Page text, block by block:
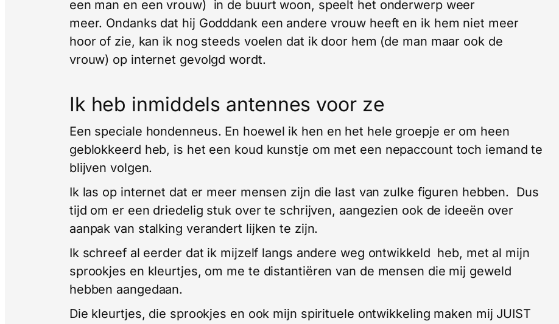
een man en een vrouw) in de buurt woon, speelt het onderwerp weer
meer. Ondanks dat hij Godddank een andere vrouw heeft en ik hem niet meer
hoor of zie, kan ik nog steeds voelen dat ik door hem (de man maar ook de
vrouw) op internet gevolgd wordt.
Ik heb inmiddels antennes voor ze
Een speciale hondenneus. En hoewel ik hen en het hele groepje er om heen
geblokkeerd heb, is het een koud kunstje om met een nepaccount toch iemand te
blijven volgen.
Ik las op internet dat er meer mensen zijn die last van zulke figuren hebben. Dus
tijd om er een driedelig stuk over te schrijven, aangezien ook de ideeën over
aanpak van stalking verandert lijken te zijn.
Ik schreef al eerder dat ik mijzelf langs andere weg ontwikkeld heb, met al mijn
sprookjes en kleurtjes, om me te distantiëren van de mensen die mij geweld
hebben aangedaan.
Die kleurtjes, die sprookjes en ook mijn spirituele ontwikkeling maken mij JUIST